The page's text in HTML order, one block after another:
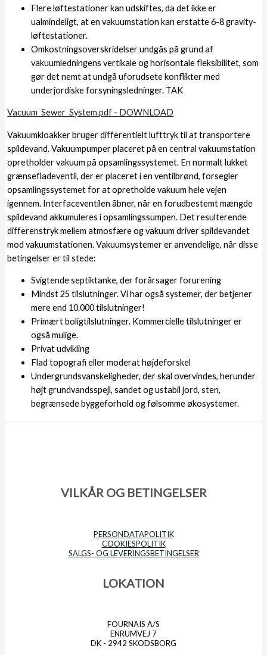
Flere løftestationer kan udskiftes, da det ikke er
ualmindeligt, at en vakuumstation kan erstatte 6-8 gravity-
løftestationer.
Omkostningsoverskridelser undgås på grund af
vakuumledningens vertikale og horisontale fleksibilitet, som
gør det nemt at undgå uforudsete konflikter med
underjordiske forsyningsledninger. TAK
Vacuum_Sewer_System.pdf - DOWNLOAD
Vakuumkloakker bruger differentielt lufttryk til at transportere
spildevand. Vakuumpumper placeret på en central vakuumstation
opretholder vakuum på opsamlingssystemet. En normalt lukket
grænsefladeventil, der er placeret i en ventilbrønd, forsegler
opsamlingssystemet for at opretholde vakuum hele vejen
igennem. Interfaceventilen åbner, når en forudbestemt mængde
spildevand akkumuleres i opsamlingssumpen. Det resulterende
differenstryk mellem atmosfære og vakuum driver spildevandet
mod vakuumstationen. Vakuumsystemer er anvendelige, når disse
betingelser er til stede:
Svigtende septiktanke, der forårsager forurening
Mindst 25 tilslutninger. Vi har også systemer, der betjener
mere end 10.000 tilslutninger!
Primært boligtilslutninger. Kommercielle tilslutninger er
også mulige.
Privat udvikling
Flad topografi eller moderat højdeforskel
Undergrundsvanskeligheder, der skal overvindes, herunder
højt grundvandsspejl, sandet og ustabil jord, sten,
begrænsede byggeforhold og følsomme økosystemer.
VILKÅR OG BETINGELSER
PERSONDATAPOLITIK
COOKIESPOLITIK
SALGS- OG LEVERINGSBETINGELSER
LOKATION
FOURNAIS A/S
ENRUMVEJ 7
DK - 2942 SKODSBORG